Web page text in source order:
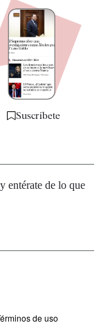
Suscríbete
entérate de lo que
de uso